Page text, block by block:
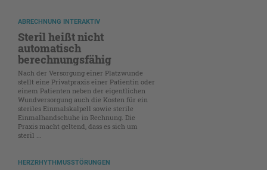
ABRECHNUNG INTERAKTIV
Steril heißt nicht
automatisch
berechnungsfähig
Nach der Versorgung einer Platzwunde
stellt eine Privatpraxis einer Patientin oder
einem Patienten neben der eigentlichen
Wundversorgung auch die Kosten für ein
steriles Einmalskalpell sowie sterile
Einmalhandschuhe in Rechnung. Die
Praxis macht geltend, dass es sich um
steril ...
HERZRHYTHMUSSTÖRUNGEN